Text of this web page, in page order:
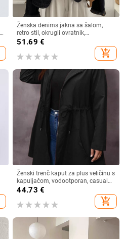
Ženska denims jakna sa šalom,
retro stil, okrugli ovratnik,
jednoredno kopčanje, dugi rukavi,
51.69 €
add_shopping_cart
Ženski trenč kaput za plus veličinu s
kapuljačom, vodootporan, casual
srednje duljine
44.73 €
add_shopping_cart